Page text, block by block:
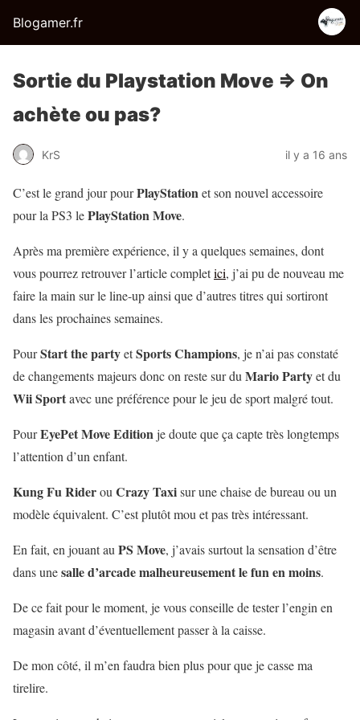
Blogamer.fr
Sortie du Playstation Move => On
achète ou pas?
KrS il y a 16 ans
C’est le grand jour pourPlayStationet son nouvel accessoire
pour la PS3 lePlayStation Move.
Après ma première expérience, il y a quelques semaines, dont
vous pourrez retrouver l’article completici, j’ai pu de nouveau me
faire la main sur le line-up ainsi que d’autres titres qui sortiront
dans les prochaines semaines.
PourStart the partyetSports Champions, je n’ai pas constaté
de changements majeurs donc on reste sur du Mario Partyet du
Wii Sportavec une préférence pour le jeu de sport malgré tout.
PourEyePet Move Editionje doute que ça capte très longtemps
l’attention d’un enfant.
Kung Fu Riderou Crazy Taxisur une chaise de bureau ou un
modèle équivalent. C’est plutôt mou et pas très intéressant.
En fait, en jouant au PS Move, j’avais surtout la sensation d’être
dans unesalle d’arcade malheureusement le fun en moins.
De ce fait pour le moment, je vous conseille de tester l’engin en
magasin avant d’éventuellement passer à la caisse.
De mon côté, il m’en faudra bien plus pour que je casse ma
tirelire.